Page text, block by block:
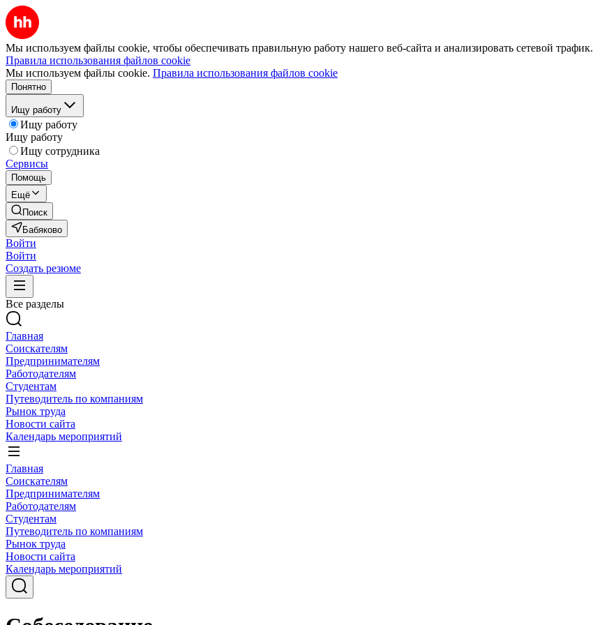
Мы используем файлы cookie, чтобы обеспечивать правильную работу нашего веб-сайта и анализировать сетевой трафик.
Правила использования файлов cookie
Мы используем файлы cookie. Правила использования файлов cookie
Понятно
Ищу работу
Ищу работу
Ищу работу
Ищу сотрудника
Сервисы
Помощь
Ещё
Поиск
Бабяково
Войти
Войти
Создать резюме
Все разделы
Главная
Соискателям
Предпринимателям
Работодателям
Студентам
Путеводитель по компаниям
Рынок труда
Новости сайта
Календарь мероприятий
Главная
Соискателям
Предпринимателям
Работодателям
Студентам
Путеводитель по компаниям
Рынок труда
Новости сайта
Календарь мероприятий